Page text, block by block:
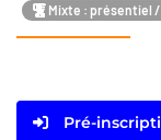
Mixte : présentiel /
Pré-